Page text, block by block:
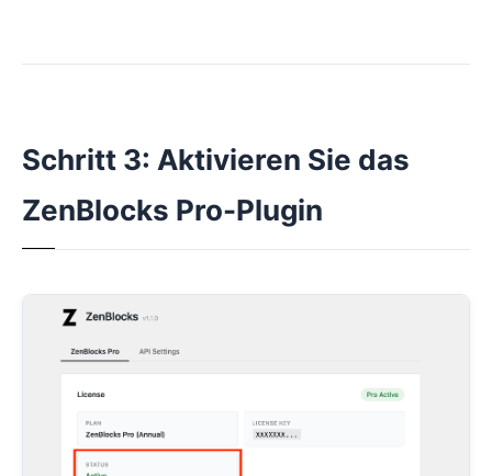
Schritt 3: Aktivieren Sie das
ZenBlocks Pro-Plugin